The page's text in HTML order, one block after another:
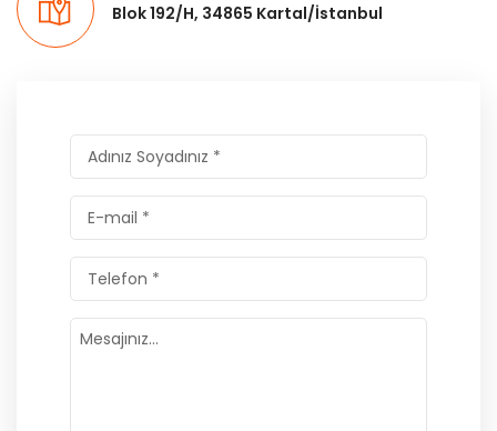
Blok 192/H, 34865 Kartal/İstanbul